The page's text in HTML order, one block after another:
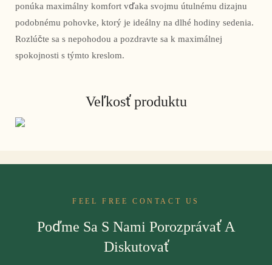
ponúka maximálny komfort vďaka svojmu útulnému dizajnu
podobnému pohovke, ktorý je ideálny na dlhé hodiny sedenia.
Rozlúčte sa s nepohodou a pozdravte sa k maximálnej
spokojnosti s týmto kreslom.
Veľkosť produktu
FEEL FREE CONTACT US
Poďme Sa S Nami Porozprávať A
Diskutovať